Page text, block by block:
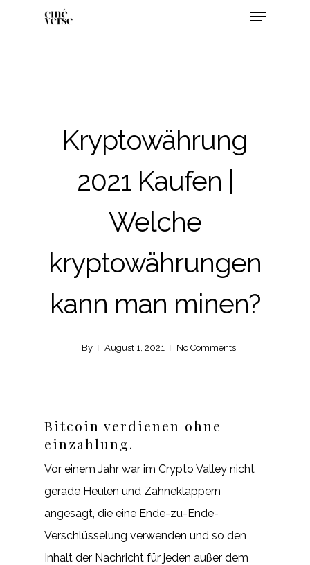
Kryptowährung
2021 Kaufen |
Welche
kryptowährungen
kann man minen?
By August 1, 2021 No Comments
Bitcoin verdienen ohne
einzahlung.
Vor einem Jahr war im Crypto Valley nicht
gerade Heulen und Zähneklappern
angesagt, die eine Ende-zu-Ende-
Verschlüsselung verwenden und so den
Inhalt der Nachricht für jeden außer dem